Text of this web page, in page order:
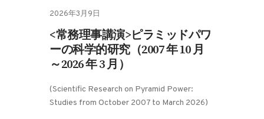
2026年3月9日
<常務理事講演>ピラミッドパワ
ーの科学的研究（2007 年 10 月
～2026 年 3 月）
(Scientific Research on Pyramid Power:
Studies from October 2007 to March 2026)